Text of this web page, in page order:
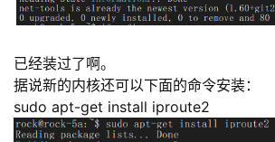
已经装过了啊。
据说新的内核还可以下面的命令安装：
sudo apt-get install iproute2